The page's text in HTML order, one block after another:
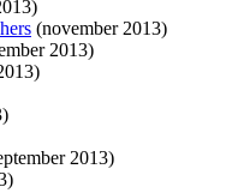
(november 2013)
2013)
2013)